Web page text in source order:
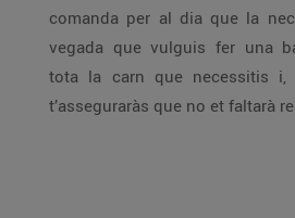
comanda per al dia que la
vegada que vulguis fer una
tota la carn que necessitis i,
t’asseguraràs que no et faltarà